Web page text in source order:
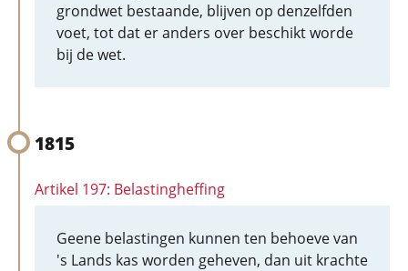
grondwet bestaande, blijven op denzelfden
voet, tot dat er anders over beschikt worde
bij de wet.
1815
Artikel 197: Belastingheffing
Geene belastingen kunnen ten behoeve van
's Lands kas worden geheven, dan uit krachte